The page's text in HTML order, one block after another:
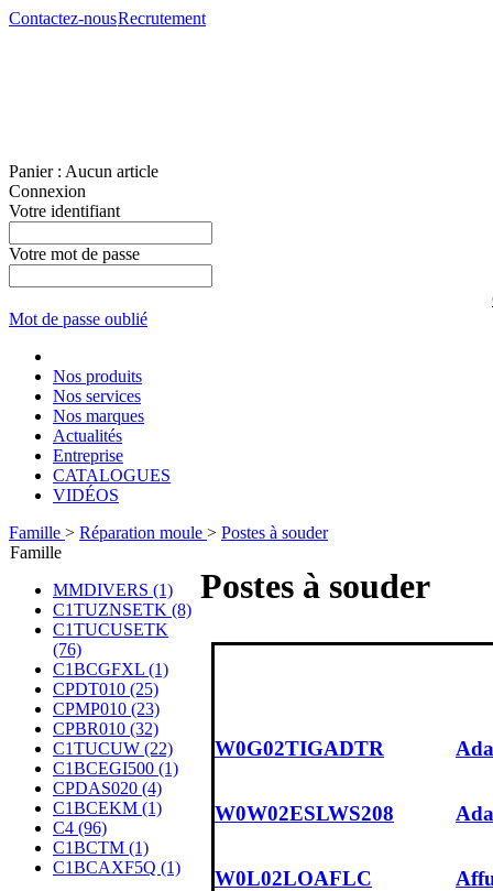
Contactez-nousRecrutement
Panier : Aucun article
Connexion
Votre identifiant
Votre mot de passe
Mot de passe oublié
Nos produits
Nos services
Nos marques
Actualités
Entreprise
CATALOGUES
VIDÉOS
Famille > Réparation moule > Postes à souder
Famille
MMDIVERS (1)
C1TUZNSETK (8)
C1TUCUSETK
(76)
C1BCGFXL (1)
CPDT010 (25)
CPMP010 (23)
CPBR010 (32)
C1TUCUW (22)
C1BCEGI500 (1)
CPDAS020 (4)
C1BCEKM (1)
C4 (96)
C1BCTM (1)
C1BCAXF5Q (1)
Postes à souder
W0G02TIGADTR
W0W02ESLWS208
W0L02LOAFLC